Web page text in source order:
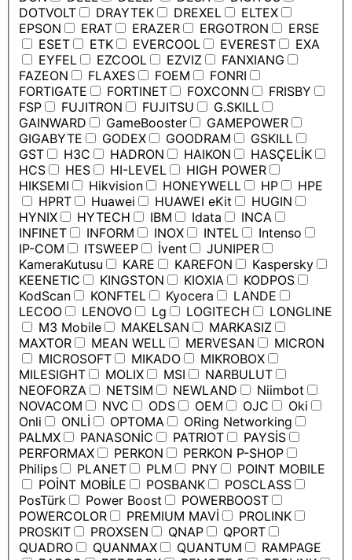
DOTVOLT
DRAYTEK DREXEL
ELTEX
EPSON
ERAT ERAZER ERGOTRON
ERSE
ESET
ETK EVERCOOL EVEREST
EXA
EYFEL
EZCOOL EZVIZ
FANXIANG
FAZEON
FLAXES FOEM
FONRI
FORTIGATE
FORTINET FOXCONN
FRISBY
FSP
FUJITRON FUJITSU
G.SKILL
GAINWARD
GameBooster
GAMEPOWER
GIGABYTE
GODEX GOODRAM
GSKILL
GST
H3C HADRON HAIKON
HASÇELİK
HCS
HES HI-LEVEL
HIGH POWER
HIKSEMI
Hikvision HONEYWELL HP
HPE
HPRT
Huawei HUAWEI eKit
HUGIN
HYNIX
HYTECH IBM Idata
INCA
INFINET
INFORM INOX INTEL
Intenso
IP-COM
ITSWEEP İvent
JUNIPER
KameraKutusu
KARE KAREFON
Kaspersky
KEENETIC
KINGSTON KIOXIA
KODPOS
KodScan
KONFTEL Kyocera
LANDE
LECOO
LENOVO Lg LOGITECH
LONGLINE
M3 Mobile
MAKELSAN
MARKASIZ
MAXTOR
MEAN WELL MERVESAN
MICRON
MICROSOFT
MIKADO
MIKROBOX
MILESIGHT
MOLIX MSI
NARBULUT
NEOFORZA
NETSIM NEWLAND
Niimbot
NOVACOM
NVC ODS OEM OJC
Oki
Onli
ONLİ OPTOMA
ORing Networking
PALMX
PANASONİC PATRIOT
PAYSİS
PERFORMAX
PERKON
PERKON P-SHOP
Philips
PLANET PLM PNY
POINT MOBILE
POİNT MOBİLE
POSBANK
POSCLASS
PosTürk
Power Boost
POWERBOOST
POWERCOLOR
PREMIUM MAVİ
PROLINK
PROSKIT
PROXSEN QNAP
QPORT
QUADRO
QUANMAX QUANTUM
RAMPAGE